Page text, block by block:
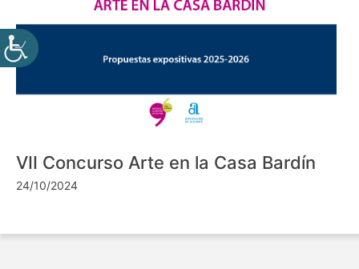
VII Concurso Arte en la Casa Bardín
24/10/2024